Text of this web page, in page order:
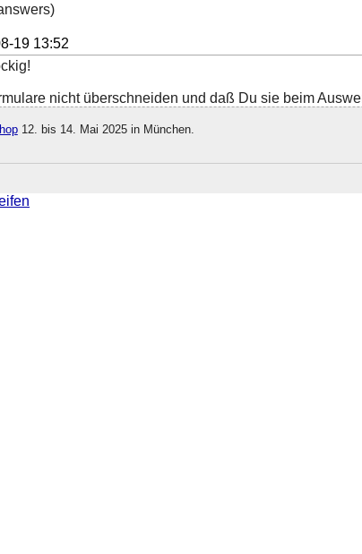
19 13:52
nicht überschneiden und daß Du sie beim
12. bis 14. Mai 2025 in München.